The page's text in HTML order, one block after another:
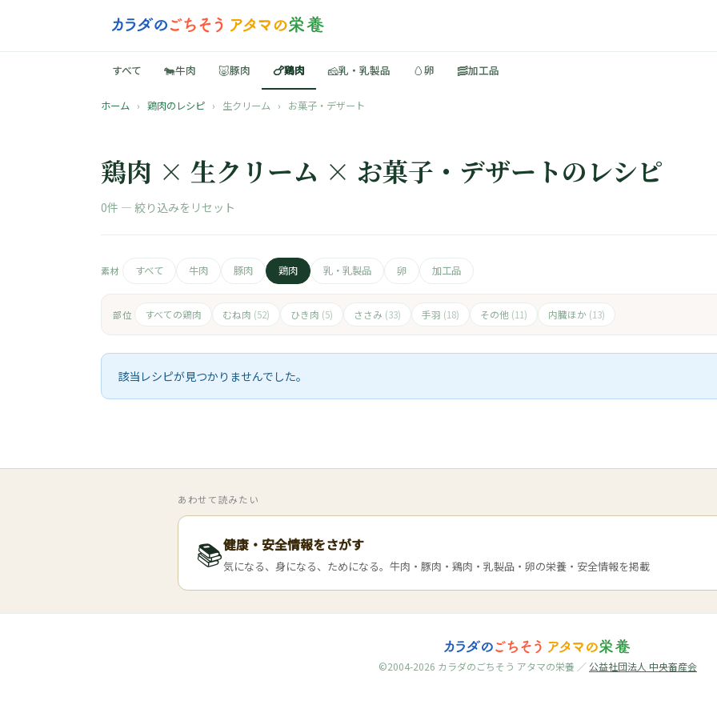
すべて 🐄牛肉 🐷豚肉 🍗鶏肉 🧀乳・乳製品 🥚卵 🥓加工品
ホーム › 鶏肉のレシピ › 生クリーム › お菓子・デザート
鶏肉 × 生クリーム × お菓子・デザートのレシピ
0件 — 絞り込みをリセット
素材 すべて 牛肉 豚肉 鶏肉 乳・乳製品 卵 加工品
部位 すべての鶏肉 むね肉 (52) ひき肉 (5) ささみ (33) 手羽 (18) その他 (11) 内臓ほか (13)
該当レシピが見つかりませんでした。
あわせて読みたい
📚健康・安全情報をさがす
気になる、身になる、ためになる。牛肉・豚肉・鶏肉・乳製品・卵の栄養・安全情報を掲載
©2004-2026 カラダのごちそう アタマの栄養 ／公益社団法人 中央畜産会